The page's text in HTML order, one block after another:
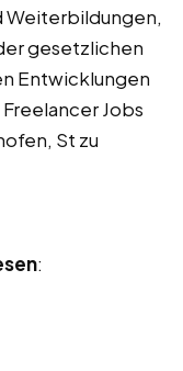
Weiterbildungen,
gesetzlichen
Entwicklungen
Jobs
St zu
: